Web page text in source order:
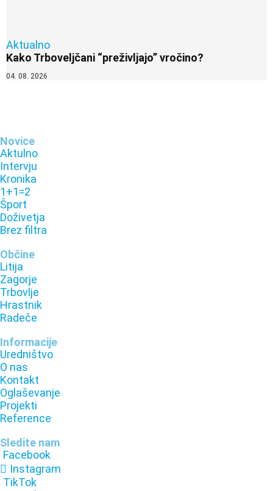
Aktualno
Kako Trboveljčani “preživljajo” vročino?
04. 08. 2026
Novice
Aktulno
Intervju
Kronika
1+1=2
Šport
Doživetja
Brez filtra
Občine
Litija
Zagorje
Trbovlje
Hrastnik
Radeče
Informacije
Uredništvo
O nas
Kontakt
Oglaševanje
Projekti
Reference
Sledite nam
Facebook
Instagram
TikTok